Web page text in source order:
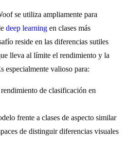
se utiliza ampliamente para
deep learning en clases más
reside en las diferencias sutiles
lleva al límite el rendimiento y la
especialmente valioso para:
de clasificación en
frente a clases de aspecto similar
de distinguir diferencias visuales